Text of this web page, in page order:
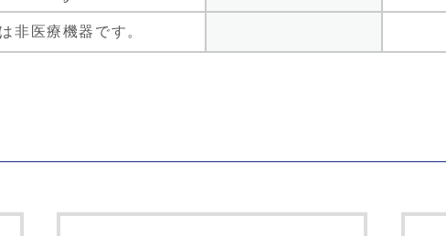
非医療機器です。